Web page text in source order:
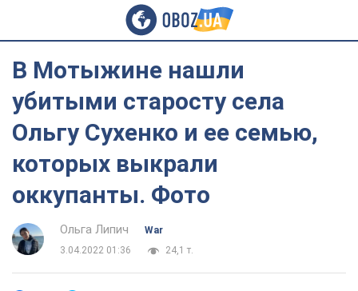
В Мотыжине нашли
убитыми старосту села
Ольгу Сухенко и ее семью,
которых выкрали
оккупанты. Фото
Ольга Липич
War
3.04.2022 01:36
24,1 т.